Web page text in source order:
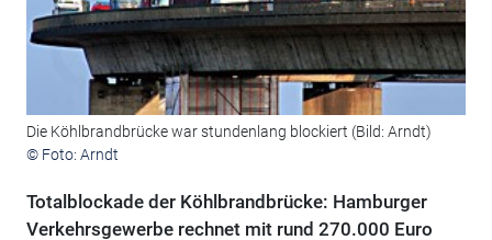
Die Köhlbrandbrücke war stundenlang blockiert (Bild: Arndt)
© Foto: Arndt
Totalblockade der Köhlbrandbrücke: Hamburger
Verkehrsgewerbe rechnet mit rund 270.000 Euro